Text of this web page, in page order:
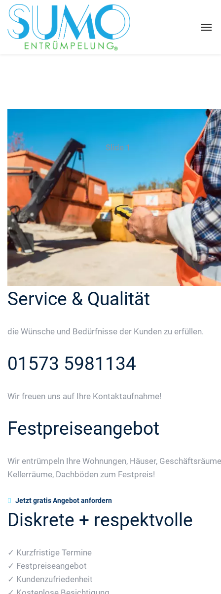
Slide 1
Service & Qualität
die Wünsche und Bedürfnisse der Kunden zu erfüllen.
01573 5981134
Wir freuen uns auf Ihre Kontaktaufnahme!
Festpreiseangebot
Wir entrümpeln Ihre Wohnungen, Häuser,
Kellerräume, Dachböden zum Festpreis!
Jetzt gratis Angebot anfordern
Diskrete + respektvolle
✓ Kurzfristige Termine
✓ Festpreiseangebot
✓ Kundenzufriedenheit